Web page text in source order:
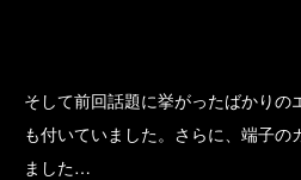
そして前回話題に挙がったばかりの
も付いていました。さらに、端子
ました…